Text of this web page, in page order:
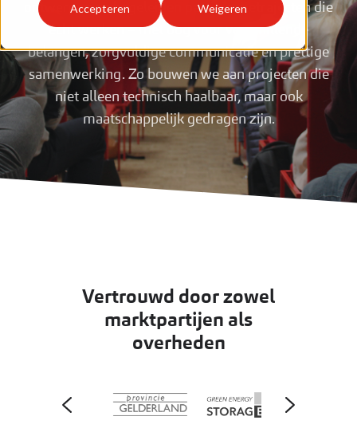
Accepteren Weigeren
ontwerpen en begeleiden participatietrajecten die
écht werken – met oog voor verschillende
belangen, zorgvuldige communicatie en prettige
samenwerking. Zo bouwen we aan projecten die
niet alleen technisch haalbaar, maar ook
maatschappelijk gedragen zijn.
Vertrouwd door zowel
marktpartijen als
overheden